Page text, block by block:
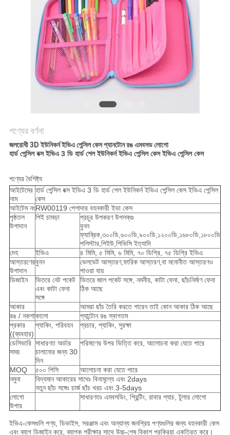
পণ্যের বর্ণনা
জলরোধী 3D ইউনিকর্ন ইভিএ পেন্সিল কেস প্যানটোন রঙ এমবসড লোগো
হার্ড পেন্সিল বক্স ইভিএ 3 ডি হার্ড শেল ইউনিকর্ন ইভিএ পেন্সিল কেস ইভিএ পেন্সিল কেস
পণ্যের বৈশিষ্ট্য
আইটেমের
নাম
হার্ড পেন্সিল বক্স ইভিএ 3 ডি হার্ড শেল ইউনিকর্ন ইভিএ পেন্সিল কেস ইভিএ পেন্সিল
কেস
আইটেম নংRW00119 পেশাদার বহনকারী ইভা কেস
পৃষ্ঠতল
উপাদান
পিই চামড়া
প্রচুর উপকরণ উপলব্ধঃ
বুনন
ফ্যাব্রিক,৩০০ডি,৬০০ডি,৯০০ডি,১২০০ডি,১৬৮০ডি,১৮০০ডি
পলিস্টার,পিইউ,পিভিসি ইত্যাদি
দেহ
ইভিএ
৪ মিমি, ৫ মিমি, ৬ মিমি, ৭০ ডিগ্রি, ৭৫ ডিগ্রি ইভিএ
আস্তরণের
উপাদান
বুনন
ভেলভেট আস্তরণ,ফারিক আস্তরণ,বা মনোনীত আস্তরণও
পাওয়া যায়
ডিজাইন
ভিতরে নেট পকেট
এবং কাটা ফেনা
সঙ্গে
ভিতরে জাল পকেট সঙ্গে, নমনীয়, কাটা ফেনা, ছাঁচনির্মাণ ফেনা
ঠিক আছে
আকার
আমরা ছাঁচ তৈরি করতে পারেন তাই কোন আকার ঠিক আছে
রঙ / নকশাকালো
প্যান্টোন রঙ স্বাগতম
প্রকার
((ব্যবহার)
প্যাকিং, পরিবহন প্রচার, প্যাকিং, সুরক্ষা
ডেলিভারি
সময়
সাধারণত অর্ডার
চালানোর জন্য 30
দিন
পরিমাণের উপর ভিত্তি করে, আলোচনা করা যেতে পারে
MOQ ৫০০ পিসি
আলোচনা করা যেতে পারে
নমুনা
বিদ্যমান আকারের সাথেঃ বিনামূল্যে এবং 2days
নতুন ছাঁচ সঙ্গেঃ চার্জ ছাঁচ খরচ এবং 3-5days
লোগো
উপায়
সাধারণতঃ এমবসডিং, প্রিন্টিং, রাবার প্যাচ, টুলার লোগো
ইভিএ-কেসগুলি পণ্য, ডিভাইস, সরঞ্জাম এবং অন্যান্য জনপ্রিয় পণ্যগুলির জন্য বহনকারী কেস
এবং ব্যাগ ডিজাইন করে, ব্যাপক পরীক্ষার সাথে উচ্চ-শেষ বিকাশ প্রক্রিয়া একত্রিত করে।